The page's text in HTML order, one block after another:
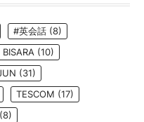
#英会話 (8)
BISARA (10)
(31)
TESCOM (17)
(8)